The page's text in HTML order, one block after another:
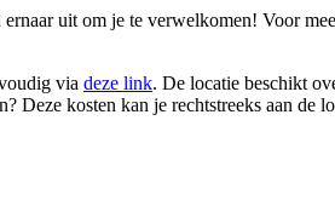
uit om je te verwelkomen! Voor
via deze link. De locatie beschikt
Deze kosten kan je rechtstreeks aan de